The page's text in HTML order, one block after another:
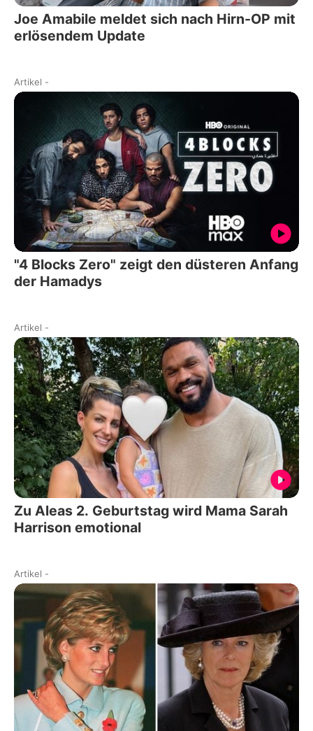
Joe Amabile meldet sich nach Hirn-OP mit
erlösendem Update
Artikel -
"4 Blocks Zero" zeigt den düsteren Anfang
der Hamadys
Artikel -
Zu Aleas 2. Geburtstag wird Mama Sarah
Harrison emotional
Artikel -